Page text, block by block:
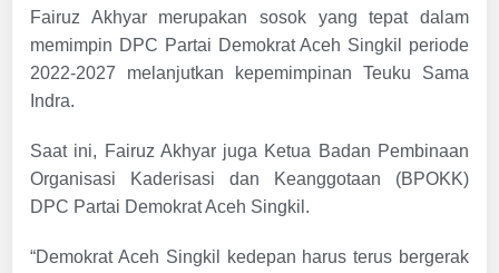
Fairuz Akhyar merupakan sosok yang tepat dalam
memimpin DPC Partai Demokrat Aceh Singkil periode
2022-2027 melanjutkan kepemimpinan Teuku Sama
Indra.
Saat ini, Fairuz Akhyar juga Ketua Badan Pembinaan
Organisasi Kaderisasi dan Keanggotaan (BPOKK)
DPC Partai Demokrat Aceh Singkil.
“Demokrat Aceh Singkil kedepan harus terus bergerak